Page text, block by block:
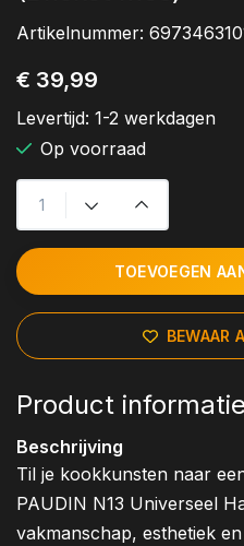
Artikelnummer:
€ 39,99
Levertijd: 1-2 werkdagen
Op voorraad
TOEVOEGEN
BEWAAR
Product informatie
Beschrijving
Til je kookkunsten naar
PAUDIN N13 Universeel
vakmanschap, esthetiek